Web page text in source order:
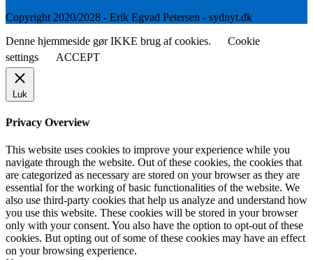
Copyright 2020/2028 - Erik Egvad Petersen - sydnyt.dk
Denne hjemmeside gør IKKE brug af cookies.
Cookie
settings
ACCEPT
Luk
Privacy Overview
This website uses cookies to improve your experience while you
navigate through the website. Out of these cookies, the cookies that
are categorized as necessary are stored on your browser as they are
essential for the working of basic functionalities of the website. We
also use third-party cookies that help us analyze and understand how
you use this website. These cookies will be stored in your browser
only with your consent. You also have the option to opt-out of these
cookies. But opting out of some of these cookies may have an effect
on your browsing experience.